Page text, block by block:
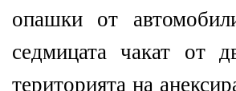
опашки от
седмицата чакат от
територията на